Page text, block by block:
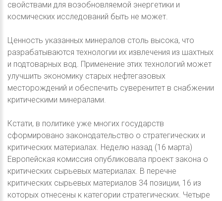
свойствами для возобновляемой энергетики и
космических исследований быть не может.
Ценность указанных минералов столь высока, что
разрабатываются технологии их извлечения из шахтных
и подтоварных вод. Применение этих технологий может
улучшить экономику старых нефтегазовых
месторождений и обеспечить суверенитет в снабжении
критическими минералами.
Кстати, в политике уже многих государств
сформировано законодательство о стратегических и
критических материалах. Неделю назад (16 марта)
Европейская комиссия опубликовала проект закона о
критических сырьевых материалах. В перечне
критических сырьевых материалов 34 позиции, 16 из
которых отнесены к категории стратегических. Четыре